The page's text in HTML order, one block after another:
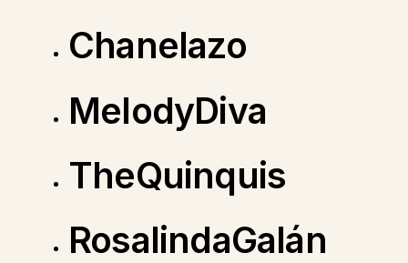
Chanelazo
MelodyDiva
TheQuinquis
RosalindaGalán